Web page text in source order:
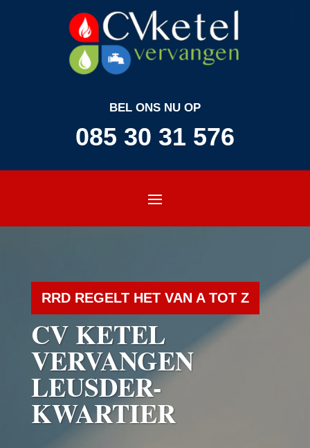
BEL ONS NU OP
085 30 31 576
RRD REGELT HET VAN A TOT Z
CV KETEL
VERVANGEN
LEUSDER-
KWARTIER